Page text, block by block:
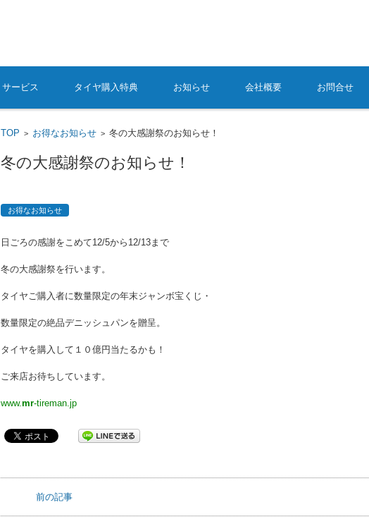
サービス タイヤ購入特典 お知らせ 会社概要 お問合せ
TOP > お得なお知らせ >冬の大感謝祭のお知らせ！
冬の大感謝祭のお知らせ！
お得なお知らせ
日ごろの感謝をこめて12/5から12/13まで
冬の大感謝祭を行います。
タイヤご購入者に数量限定の年末ジャンボ宝くじ・
数量限定の絶品デニッシュパンを贈呈。
タイヤを購入して１０億円当たるかも！
ご来店お待ちしています。
www.mr-tireman.jp
前の記事